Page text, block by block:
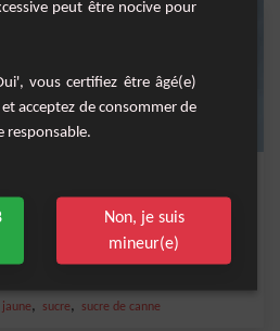
élégant et rafraîchissant qui associe les
jaune, sucre, sucre de canne
peut être nocive pour
vous certifiez être âgé(e)
acceptez de consommer de
responsable.
Non, je suis
mineur(e)